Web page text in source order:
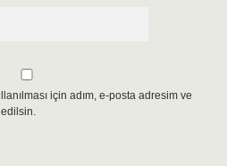
için adım, e-posta adresim ve